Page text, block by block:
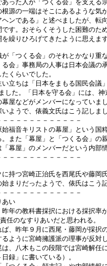
た人が「つくる会」を支える
源の一端はそこにあるような気
である」と述べましたが、転
す。おそらくそうした困難のた
繰りひろげてきたように思えま
つくる会」のそれとかなり重
会」事務局の人事は日本会議の
くらいでした。
ちは「日本をまもる国民会議
した。「日本を守る会」には、
屋などがメンバーになっていま
ようで、俵義文氏はこう記しま
－－－－－－－－
福音キリストの幕屋」という国
また「幕屋」と「つくる会」の
「幕屋」のメンバーだという内部
－－－－－－－－
つ宮崎正治氏を西尾氏や藤岡
まりだったようで、俵氏はこう
－－－－－－－－
あい
年の教科書採択における採択率
任のなすりあいだと思われる。
、昨年９月に西尾・藤岡が採択
ように宮崎擁護派の理事が反対
、八木もこの段階では宮崎解任
録」に書いている）。